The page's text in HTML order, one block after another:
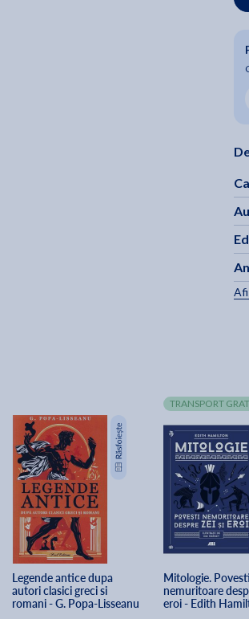
Legende antice dupa
autori clasici greci si
romani - G. Popa-Lisseanu
TRANSPORT
Mitologie. Povesti
nemuritoare
eroi - Edith